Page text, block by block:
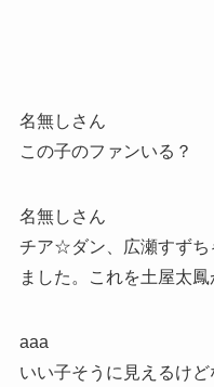
名無しさん
この子のファンいる？
名無しさん
チア☆ダン、広瀬すずち
ました。これを土屋太鳳
aaa
いい子そうに見えるけど